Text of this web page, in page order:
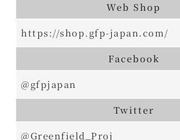
Web Shop
https://shop.gfp-japan.com/
Facebook
@gfpjapan
Twitter
@Greenfield_Proj